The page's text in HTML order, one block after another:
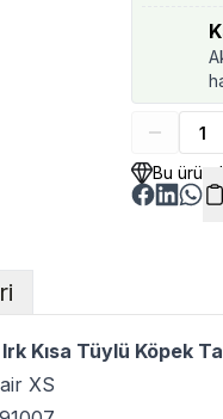
Bu
Kısa Tüylü Köpek
XS